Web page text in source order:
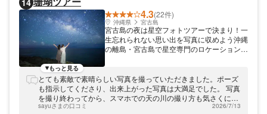
い出作りをお手伝いいたします(*^-^*)
14
4.3(22件)
沖縄県 宮古島
宮古島の夜は星空フォトツアーで決まり！一
生忘れられない思い出を写真に収めよう沖縄
の離島・宮古島で星空専門のロケーションフ
中、カメラマンによる撮影をお楽しみ頂けま
す。プロならではの機材やテクニックを駆
使！あなたの感動体験をまるごとそのまま写
真に仕上げます。ファミリーやカップル、グ
もっと見る
とても素敵で素晴らしい写真を撮っていただきました。ポーズ
も指示してくださり、出来上がった写真は大満足でした。 写真
を撮り終わってから、スマホでの天の川の撮り方も気さくに教
えてくださり、珊瑚ツアーさんにお願いして本当に良かったと
sayuさまの口コミ 2026/7/13